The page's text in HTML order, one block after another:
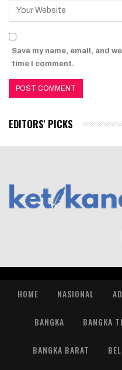
Save my name, email, and
time I comment.
EDITORS' PICKS
HOME NASIONAL
BANGKA BANGKA
BANGKA BARAT